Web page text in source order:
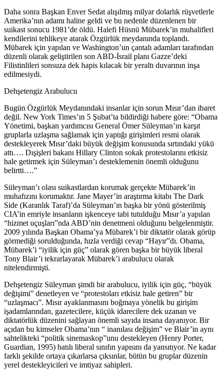
Daha sonra Başkan Enver Sedat alışılmış milyar dolarlık rüşvetlerle
Amerika’nın adamı haline geldi ve bu nedenle düzenlenen bir
suikast sonucu 1981’de öldü. Halefi Hüsnü Mübarek’in muhalifleri
kendilerini tehlikeye atarak Özgürlük meydanında toplandı.
Mübarek için yapılan ve Washington’un çantalı adamları tarafından
düzenli olarak geliştirilen son ABD-İsrail planı Gazze’deki
Filistinlileri sonsuza dek hapis kılacak bir yeraltı duvarının inşa
edilmesiydi.
Dehşetengiz Arabulucu
Bugün Özgürlük Meydanındaki insanlar için sorun Mısır’dan ibaret
değil. New York Times’ın 5 Şubat’ta bildirdiği habere göre: “Obama
Yönetimi, başkan yardımcısı General Ömer Süleyman’ın karşıt
gruplarla uzlaşma sağlamak için yaptığı girişimleri resmi olarak
destekleyerek Mısır’daki büyük değişim konusunda sırtındaki yükü
attı…. Dışişleri bakanı Hillary Clinton sokak protestolarını etkisiz
hale getirmek için Süleyman’ı desteklemenin önemli olduğunu
belirtti….”
Süleyman’ı olası suikastlardan korumak gerçekte Mübarek’in
muhafızını korumaktır. Jane Mayer’in araştırma kitabı The Dark
Side (Karanlık Taraf)’da Süleyman’ın başka bir yönü gösterilmiş
CIA’in emriyle insanların işkenceye tabi tutulduğu Mısır’a yapılan
“hizmet uçuşları”nda ABD’nin denetmeni olduğunu belgelenmiştir.
2009 yılında Başkan Obama’ya Mübarek’i bir diktatör olarak görüp
görmediği sorulduğunda, hızla verdiği cevap “Hayır”dı. Obama,
Mübarek’i “iyilik için güç” olarak gören başka bir büyük liberal
Tony Blair’i tekrarlayarak Mübarek’i arabulucu olarak
nitelendirmişti.
Dehşetengiz Süleyman şimdi bir arabulucu, iyilik için güç, “büyük
değişimi” denetleyen ve “protestoları etkisiz hale getiren” bir
“uzlaşmacı”. Mısır ayaklanmasını boğmaya yönelik bu girişim
işadamlarından, gazetecilere, küçük idarecilere dek uzanan ve
diktatörlük düzenini sağlayan önemli sayıda insana dayanıyor. Bir
açıdan bu kimseler Obama’nın “ inanılası değişim” ve Blair’in aynı
sahtelikteki “politik sinemaskop”unu destekleyen (Henry Porter,
Guardian, 1995) batılı liberal sınıfın yapısını da yansıtıyor. Ne kadar
farklı şekilde ortaya çıkarlarsa çıksınlar, bütün bu gruplar düzenin
yerel destekleyicileri ve imtiyaz sahipleri.